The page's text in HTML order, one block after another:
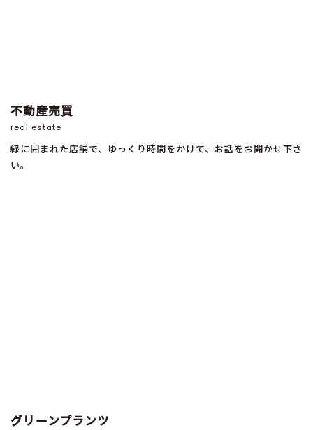
不動産売買
real estate
緑に囲まれた店舗で、ゆっくり時間をかけて、お話をお聞かせ下さ
い。
グリーンプランツ